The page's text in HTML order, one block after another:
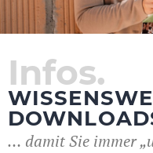
Infos.
… damit Sie immer